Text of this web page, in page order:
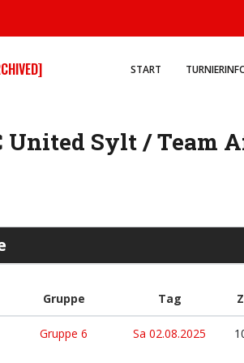
START
United Sylt / Team
Gruppe Tag
Gruppe 6 Sa 02.08.2025